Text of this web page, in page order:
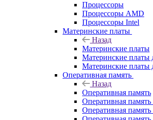
Процессоры
Процессоры AMD
Процессоры Intel
Материнские платы
Назад
Материнские платы
Материнские платы
Материнские платы
Оперативная память
Назад
Оперативная память
Оперативная
Оперативная